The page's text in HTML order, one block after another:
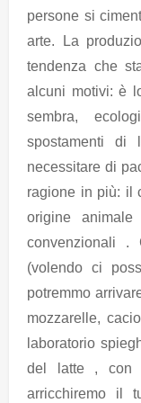
persone si
arte. La
tendenza che
alcuni motivi: è
sembra,
spostamenti
necessitare di
ragione in più: il
origine
convenzionali .
(volendo ci
potremmo
mozzarelle,
laboratorio
del latte , con
arricchiremo il